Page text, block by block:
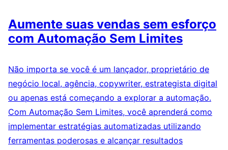
Aumente suas vendas sem esforço
com Automação Sem Limites
Não importa se você é um lançador, proprietário de
negócio local, agência, copywriter, estrategista digital
ou apenas está começando a explorar a automação.
Com Automação Sem Limites, você aprenderá como
implementar estratégias automatizadas utilizando
ferramentas poderosas e alcançar resultados